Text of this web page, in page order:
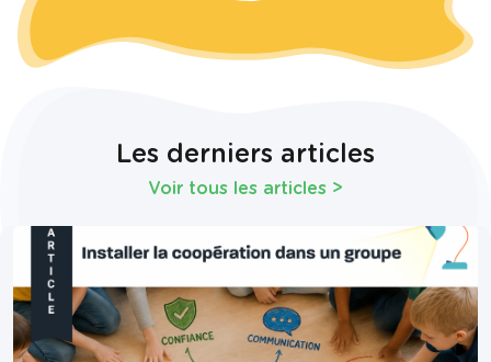
Les derniers articles
Voir tous les articles >